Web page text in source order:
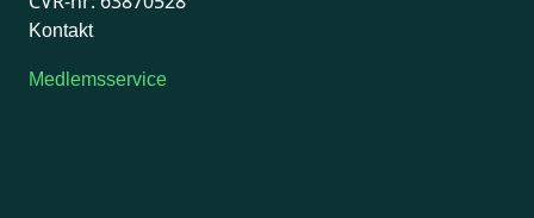
Kontakt
Medlemsservice